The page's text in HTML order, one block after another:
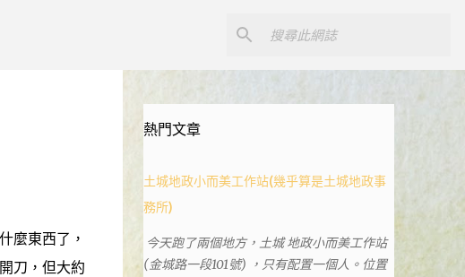
麼東西了，
刀，但大約
熱門文章
土城地政小而美工作站(幾乎算是土城地政事
務所)
今天跑了兩個地方，土城 地政小而美工作站
(金城路一段101號) ，只有配置一個人。位置